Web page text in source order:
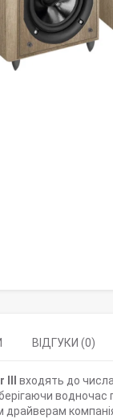
ВІДГУКИ (0)
III входять до
водночас
драйверам